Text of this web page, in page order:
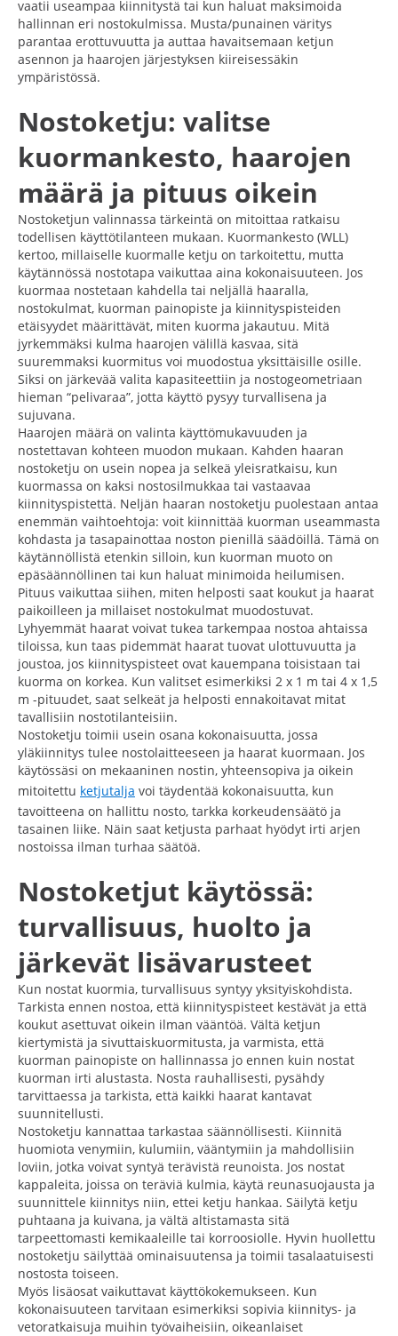
vaatii useampaa kiinnitystä tai kun haluat maksimoida
hallinnan eri nostokulmissa. Musta/punainen väritys
parantaa erottuvuutta ja auttaa havaitsemaan ketjun
asennon ja haarojen järjestyksen kiireisessäkin
ympäristössä.
Nostoketju: valitse
kuormankesto, haarojen
määrä ja pituus oikein
Nostoketjun valinnassa tärkeintä on mitoittaa ratkaisu
todellisen käyttötilanteen mukaan. Kuormankesto (WLL)
kertoo, millaiselle kuormalle ketju on tarkoitettu, mutta
käytännössä nostotapa vaikuttaa aina kokonaisuuteen. Jos
kuormaa nostetaan kahdella tai neljällä haaralla,
nostokulmat, kuorman painopiste ja kiinnityspisteiden
etäisyydet määrittävät, miten kuorma jakautuu. Mitä
jyrkemmäksi kulma haarojen välillä kasvaa, sitä
suuremmaksi kuormitus voi muodostua yksittäisille osille.
Siksi on järkevää valita kapasiteettiin ja nostogeometriaan
hieman “pelivaraa”, jotta käyttö pysyy turvallisena ja
sujuvana.
Haarojen määrä on valinta käyttömukavuuden ja
nostettavan kohteen muodon mukaan. Kahden haaran
nostoketju on usein nopea ja selkeä yleisratkaisu, kun
kuormassa on kaksi nostosilmukkaa tai vastaavaa
kiinnityspistettä. Neljän haaran nostoketju puolestaan antaa
enemmän vaihtoehtoja: voit kiinnittää kuorman useammasta
kohdasta ja tasapainottaa noston pienillä säädöillä. Tämä on
käytännöllistä etenkin silloin, kun kuorman muoto on
epäsäännöllinen tai kun haluat minimoida heilumisen.
Pituus vaikuttaa siihen, miten helposti saat koukut ja haarat
paikoilleen ja millaiset nostokulmat muodostuvat.
Lyhyemmät haarat voivat tukea tarkempaa nostoa ahtaissa
tiloissa, kun taas pidemmät haarat tuovat ulottuvuutta ja
joustoa, jos kiinnityspisteet ovat kauempana toisistaan tai
kuorma on korkea. Kun valitset esimerkiksi 2 x 1 m tai 4 x 1,5
m -pituudet, saat selkeät ja helposti ennakoitavat mitat
tavallisiin nostotilanteisiin.
Nostoketju toimii usein osana kokonaisuutta, jossa
yläkiinnitys tulee nostolaitteeseen ja haarat kuormaan. Jos
käytössäsi on mekaaninen nostin, yhteensopiva ja oikein
mitoitettu ketjutalja voi täydentää kokonaisuutta, kun
tavoitteena on hallittu nosto, tarkka korkeudensäätö ja
tasainen liike. Näin saat ketjusta parhaat hyödyt irti arjen
nostoissa ilman turhaa säätöä.
Nostoketjut käytössä:
turvallisuus, huolto ja
järkevät lisävarusteet
Kun nostat kuormia, turvallisuus syntyy yksityiskohdista.
Tarkista ennen nostoa, että kiinnityspisteet kestävät ja että
koukut asettuvat oikein ilman vääntöä. Vältä ketjun
kiertymistä ja sivuttaiskuormitusta, ja varmista, että
kuorman painopiste on hallinnassa jo ennen kuin nostat
kuorman irti alustasta. Nosta rauhallisesti, pysähdy
tarvittaessa ja tarkista, että kaikki haarat kantavat
suunnitellusti.
Nostoketju kannattaa tarkastaa säännöllisesti. Kiinnitä
huomiota venymiin, kulumiin, vääntymiin ja mahdollisiin
loviin, jotka voivat syntyä terävistä reunoista. Jos nostat
kappaleita, joissa on teräviä kulmia, käytä reunasuojausta ja
suunnittele kiinnitys niin, ettei ketju hankaa. Säilytä ketju
puhtaana ja kuivana, ja vältä altistamasta sitä
tarpeettomasti kemikaaleille tai korroosiolle. Hyvin huollettu
nostoketju säilyttää ominaisuutensa ja toimii tasalaatuisesti
nostosta toiseen.
Myös lisäosat vaikuttavat käyttökokemukseen. Kun
kokonaisuuteen tarvitaan esimerkiksi sopivia kiinnitys- ja
vetoratkaisuja muihin työvaiheisiin, oikeanlaiset